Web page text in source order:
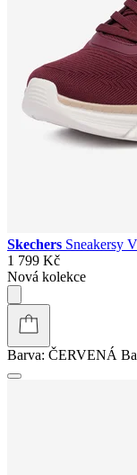
Skechers Sneakersy
1 799 Kč
Nová kolekce
Barva: ČERVENÁ